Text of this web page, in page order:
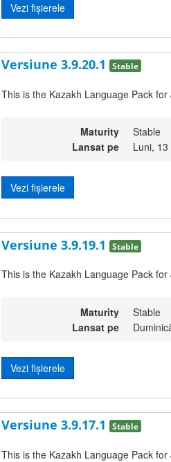
Vezi fișierele
Versiune 3.9.20.1 Stable
This is the Kazakh Language Pack
Maturity
Stable
Lansat pe
Luni,
Vezi fișierele
Versiune 3.9.19.1 Stable
This is the Kazakh Language Pack
Maturity
Stable
Lansat pe
Vezi fișierele
Versiune 3.9.17.1 Stable
This is the Kazakh Language Pack